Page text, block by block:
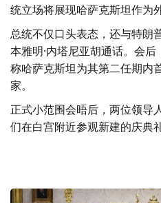
统立场将展现哈萨克斯坦作为
总统不仅口头表态，还与特朗
本雅明·内塔尼亚胡通话。会后
称哈萨克斯坦为其第二任期内
家。
正式小范围会晤后，两位领导
们在白宫附近参观新建的庆典